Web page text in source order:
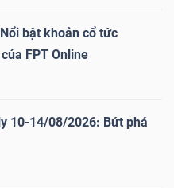
bật khoản cổ tức
FPT Online
10-14/08/2026: Bứt phá